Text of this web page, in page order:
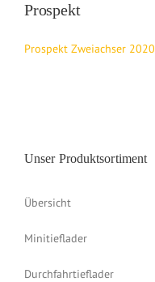
Prospekt
Prospekt Zweiachser 2020
Unser Produktsortiment
Übersicht
Minitieflader
Durchfahrtieflader